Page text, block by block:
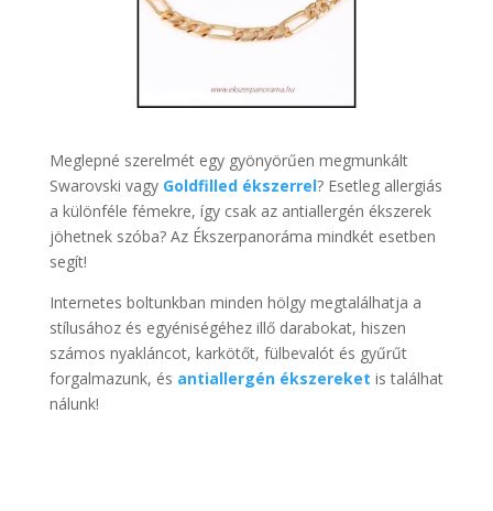
Meglepné szerelmét egy gyönyörűen megmunkált
Swarovski vagy Goldfilled ékszerrel? Esetleg allergiás
a különféle fémekre, így csak az antiallergén ékszerek
jöhetnek szóba? Az Ékszerpanoráma mindkét esetben
segít!
Internetes boltunkban minden hölgy megtalálhatja a
stílusához és egyéniségéhez illő darabokat, hiszen
számos nyakláncot, karkötőt, fülbevalót és gyűrűt
forgalmazunk, és antiallergén ékszereket is találhat
nálunk!